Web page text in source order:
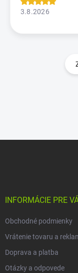
3.8.2026
INFORMÁCIE PRE
Obchodné podmienky
Vrátenie tovaru a
Doprava a platba
Otázky a odpovede